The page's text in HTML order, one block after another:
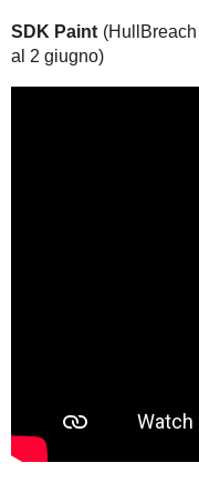
SDK Paint
al 2 giugno)